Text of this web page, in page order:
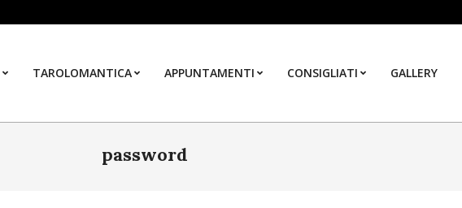
TAROLOMANTICA APPUNTAMENTI CONSIGLIATI GALLERY
password